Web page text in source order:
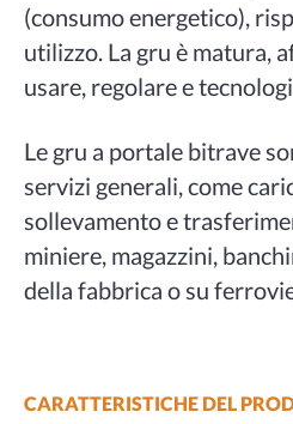
(consumo energetico),
utilizzo. La gru è matura,
usare, regolare e
Le gru a portale bitrave
servizi generali, come
sollevamento e
miniere, magazzini,
della fabbrica o su
CARATTERISTICHE DEL